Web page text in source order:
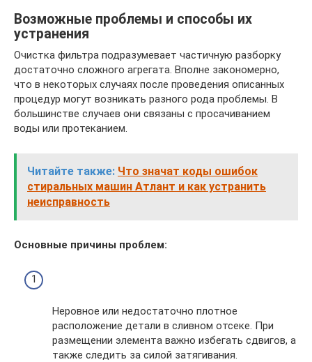
Возможные проблемы и способы их
устранения
Очистка фильтра подразумевает частичную разборку
достаточно сложного агрегата. Вполне закономерно,
что в некоторых случаях после проведения описанных
процедур могут возникать разного рода проблемы. В
большинстве случаев они связаны с просачиванием
воды или протеканием.
Читайте также: Что значат коды ошибок
стиральных машин Атлант и как устранить
неисправность
Основные причины проблем:
Неровное или недостаточно плотное
расположение детали в сливном отсеке. При
размещении элемента важно избегать сдвигов, а
также следить за силой затягивания.